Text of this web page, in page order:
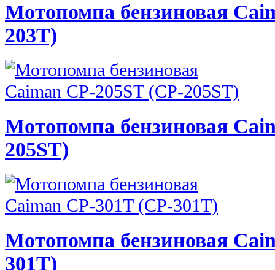
Мотопомпа бензиновая
203T)
Мотопомпа бензиновая
205ST)
Мотопомпа бензиновая
301T)